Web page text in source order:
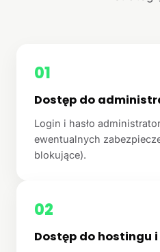
01
Dostęp do
Login i hasło
ewentualnych
blokujące).
02
Dostęp do hostingu